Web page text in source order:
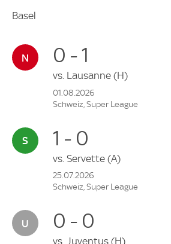
Basel
0 - 1
vs. Lausanne (H)
01.08.2026
Schweiz, Super League
1 - 0
vs. Servette (A)
25.07.2026
Schweiz, Super League
0 - 0
vs. Juventus (H)